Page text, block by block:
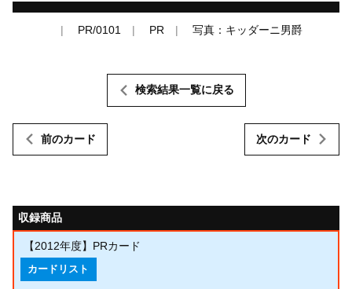
PR/0101 PR 写真：キッダーニ男爵
前のカード
検索結果一覧に戻る
次のカード
収録商品
【2012年度】PRカード
カードリスト